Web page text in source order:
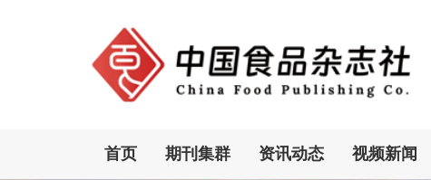
首页 期刊集群 资讯动态 视频新闻